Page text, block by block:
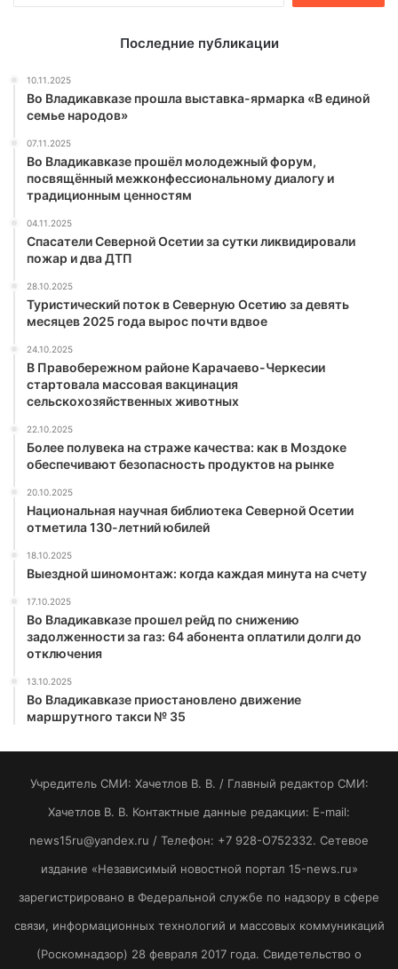
Последние публикации
10.11.2025
Во Владикавказе прошла выставка-ярмарка «В единой
семье народов»
07.11.2025
Во Владикавказе прошёл молодежный форум,
посвящённый межконфессиональному диалогу и
традиционным ценностям
04.11.2025
Спасатели Северной Осетии за сутки ликвидировали
пожар и два ДТП
28.10.2025
Туристический поток в Северную Осетию за девять
месяцев 2025 года вырос почти вдвое
24.10.2025
В Правобережном районе Карачаево-Черкесии
стартовала массовая вакцинация
сельскохозяйственных животных
22.10.2025
Более полувека на страже качества: как в Моздоке
обеспечивают безопасность продуктов на рынке
20.10.2025
Национальная научная библиотека Северной Осетии
отметила 130-летний юбилей
18.10.2025
Выездной шиномонтаж: когда каждая минута на счету
17.10.2025
Во Владикавказе прошел рейд по снижению
задолженности за газ: 64 абонента оплатили долги до
отключения
13.10.2025
Во Владикавказе приостановлено движение
маршрутного такси № 35
Учредитель СМИ: Хaчeтлoв B. B. / Главный редактор СМИ:
Хaчeтлoв B. B. Контактные данные редакции: E-mail:
news15ru@yandex.ru / Телефон: +7 928-O752332. Сетевое
издание «Независимый новостной портал 15-news.ru»
зарегистрировано в Федеральной службе по надзору в сфере
связи, информационных технологий и массовых коммуникаций
(Роскомнадзор) 28 февраля 2017 года. Свидетельство о